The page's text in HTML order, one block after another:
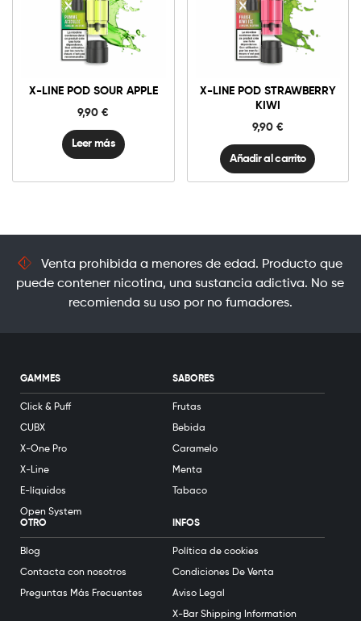
X-LINE POD SOUR APPLE
9,90€
Leer más
X-LINE POD STRAWBERRY
KIWI
9,90 €
Pod
Kiwi
cantidad
Añadir al carrito
Venta prohibida a menores de edad. Producto que
puede contener nicotina, una sustancia adictiva. No se
recomienda su uso por no fumadores.
GAMMES
Click & Puff
CUBX
X-One Pro
X-Line
E-líquidos
Open System
SABORES
Frutas
Bebida
Caramelo
Menta
Tabaco
OTRO
Blog
Contacta con nosotros
Preguntas Más Frecuentes
INFOS
Política de cookies
Condiciones De Venta
Aviso Legal
X-Bar Shipping Information